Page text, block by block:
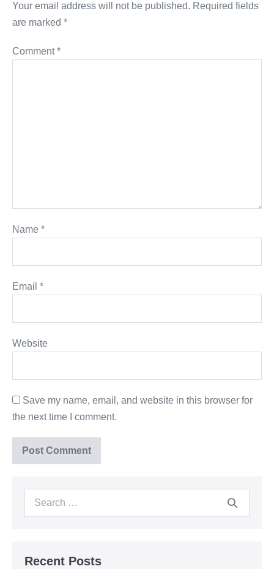
Your email address will not be published. Required fields
are marked *
Comment*
Name *
Email *
Website
Save my name, email, and website in this browser for
the next time I comment.
Recent Posts